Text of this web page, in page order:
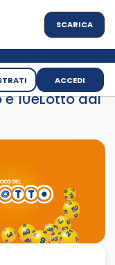
SCARICA
ACCEDI
e 10eLotto dal 25
10eLotto dal